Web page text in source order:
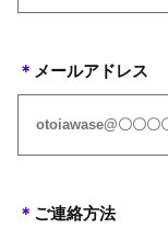
＊ メールアドレス
＊ ご連絡方法